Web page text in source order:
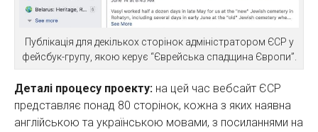
Публікація для декількох сторінок адміністратором ЄСР у
фейсбук-групу, якою керує “Єврейська спадщина Європи”.
Деталі процесу проекту: на цей час вебсайт ЄСР
представляє понад 80 сторінок, кожна з яких наявна
англійською та українською мовами, з посиланнями на